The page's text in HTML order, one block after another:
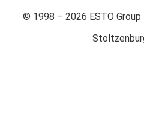
© 1998 – 2026 ESTO